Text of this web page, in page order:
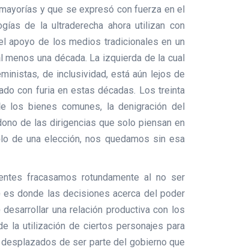
y que se expresó con fuerza en el
de la ultraderecha ahora utilizan con
apoyo de los medios tradicionales en un
una década. La izquierda de la cual
de inclusividad, está aún lejos de
con furia en estas décadas. Los treinta
los bienes comunes, la denigración del
de las dirigencias que solo piensan en
de una elección, nos quedamos sin esa
fracasamos rotundamente al no ser
donde las decisiones acerca del poder
una relación productiva con los
la utilización de ciertos personajes para
de ser parte del gobierno que